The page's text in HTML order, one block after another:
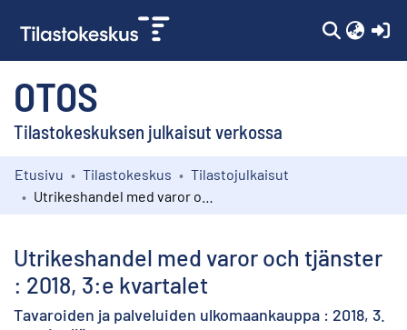
OTOS
Tilastokeskuksen julkaisut verkossa
Kokoelmat
Etusivu Tilastokeskus
Tilastojulkaisut
Utrikeshandel med varor och tjänster
: 2018, 3:e kvartalet
Tavaroiden ja palveluiden ulkomaankauppa : 2018, 3.